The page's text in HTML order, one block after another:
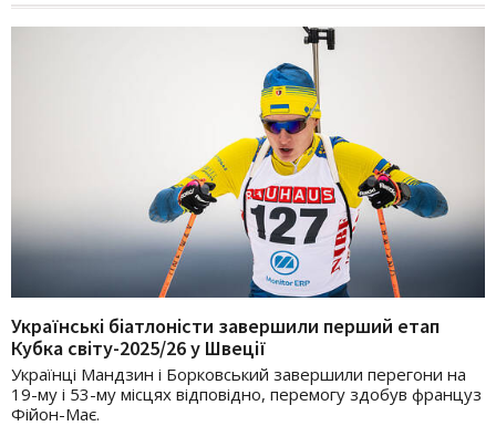
Українські біатлоністи завершили перший етап
Кубка світу-2025/26 у Швеції
Українці Мандзин і Борковський завершили перегони на
19-му і 53-му місцях відповідно, перемогу здобув француз
Фійон-Має.